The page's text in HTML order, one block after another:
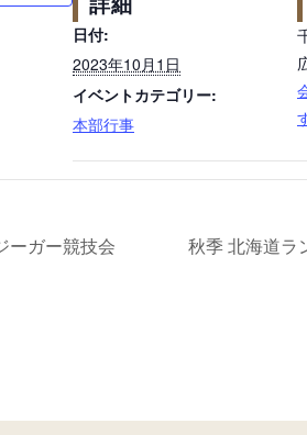
日付:
2023年10月1日
イベントカテゴリー:
本部行事
ーガー競技会 秋季 北海道ラ